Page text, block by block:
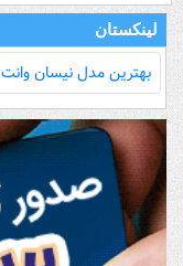
لینکستان
بهترین مدل‌ نیسان وانت